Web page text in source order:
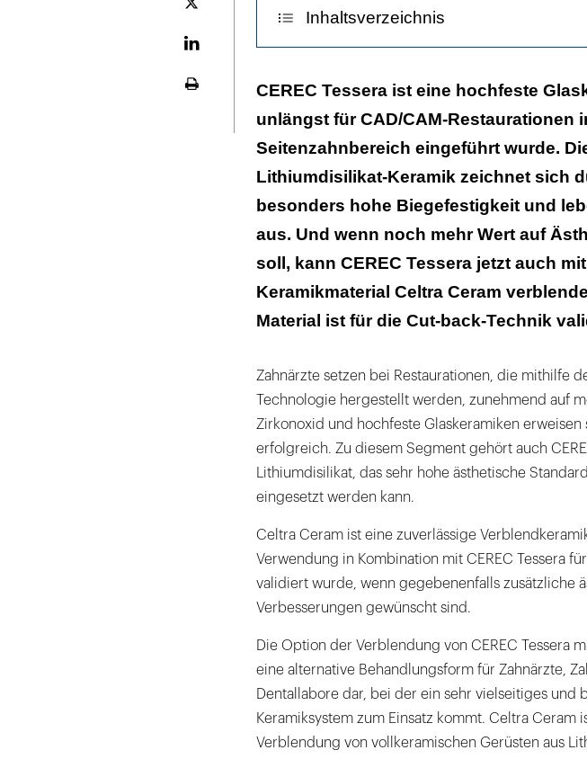
Plattform
Inhaltsverzeichnis
Keramische Lösungen für unterschiedliche
CEREC Tessera ist eine hochfeste
unlängst für CAD/CAM-Restaurationen
Seitenzahnbereich eingeführt wurde.
Lithiumdisilikat-Keramik zeichnet sich
besonders hohe Biegefestigkeit und
aus. Und wenn noch mehr Wert auf
soll, kann CEREC Tessera jetzt auch
Keramikmaterial Celtra Ceram
Material ist für die Cut-back-Technik
Zahnärzte setzen bei Restaurationen, die mithilfe
Technologie hergestellt werden, zunehmend auf
Zirkonoxid und hochfeste Glaskeramiken erweisen
erfolgreich. Zu diesem Segment gehört auch
Lithiumdisilikat, das sehr hohe ästhetische
eingesetzt werden kann.
Celtra Ceram ist eine zuverlässige
Verwendung in Kombination mit CEREC Tessera
validiert wurde, wenn gegebenenfalls zusätzliche
Verbesserungen gewünscht sind.
Die Option der Verblendung von CEREC Tessera
eine alternative Behandlungsform für Zahnärzte,
Dentallabore dar, bei der ein sehr vielseitiges und
Keramiksystem zum Einsatz kommt. Celtra Ceram
Verblendung von vollkeramischen Gerüsten aus